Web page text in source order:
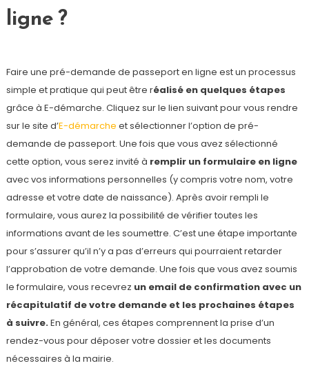
ligne ?
Faire une pré-demande de passeport en ligne est un processus
simple et pratique qui peut être réalisé en quelques étapes
grâce à E-démarche. Cliquez sur le lien suivant pour vous rendre
sur le site d’E-démarche et sélectionner l’option de pré-
demande de passeport. Une fois que vous avez sélectionné
cette option, vous serez invité à remplir un formulaire en ligne
avec vos informations personnelles (y compris votre nom, votre
adresse et votre date de naissance). Après avoir rempli le
formulaire, vous aurez la possibilité de vérifier toutes les
informations avant de les soumettre. C’est une étape importante
pour s’assurer qu’il n’y a pas d’erreurs qui pourraient retarder
l’approbation de votre demande. Une fois que vous avez soumis
le formulaire, vous recevrez un email de confirmation avec un
récapitulatif de votre demande et les prochaines étapes
à suivre.En général, ces étapes comprennent la prise d’un
rendez-vous pour déposer votre dossier et les documents
nécessaires à la mairie.